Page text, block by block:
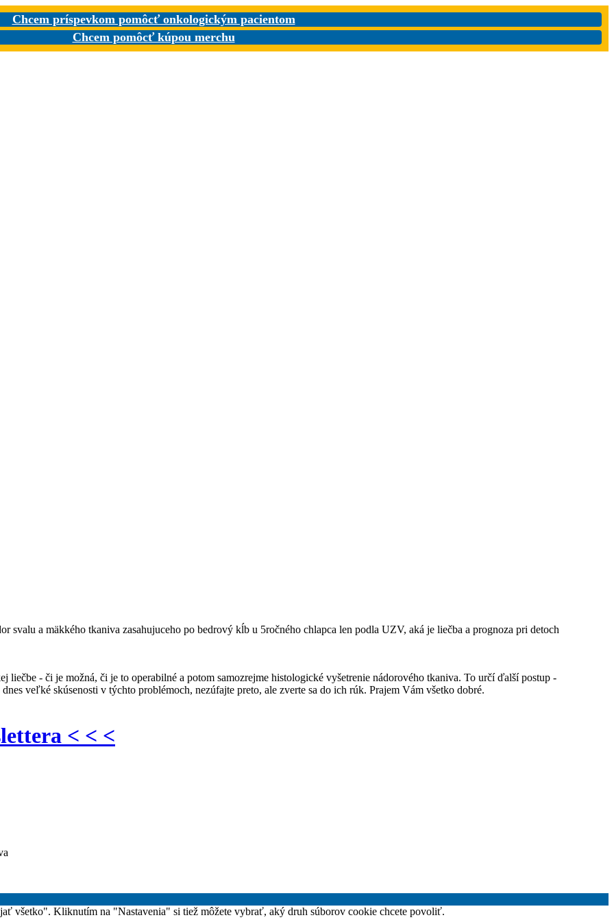
Chcem príspevkom pomôcť onkologickým pacientom
Chcem pomôcť kúpou merchu
svalu a mäkkého tkaniva zasahujuceho po bedrový kĺb u 5ročného chlapca len podla UZV, aká je liečba a prognoza pri detoch
liečbe - či je možná, či je to operabilné a potom samozrejme histologické vyšetrenie nádorového tkaniva. To určí ďalší postup -
veľké skúsenosti v týchto problémoch, nezúfajte preto, ale zverte sa do ich rúk. Prajem Vám všetko dobré.
< < <
všetko". Kliknutím na "Nastavenia" si tiež môžete vybrať, aký druh súborov cookie chcete povoliť.